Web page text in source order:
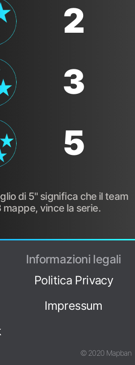
2
3
5
di 5" significa che il team
mappe, vince la serie.
Informazioni legali
Politica Privacy
Impressum
© 2020 Mapban